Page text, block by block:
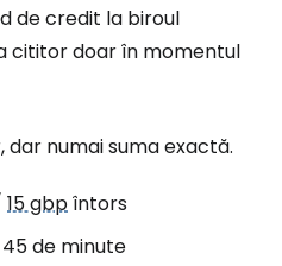
de credit la biroul
cititor doar în momentul
dar numai suma exactă.
15 gbpîntors
de minute